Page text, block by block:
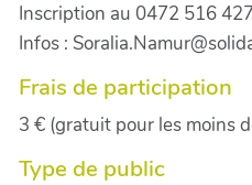
Inscription au 0472 516 427
Infos :
Frais de participation
3 € (gratuit pour les moins
Type de public